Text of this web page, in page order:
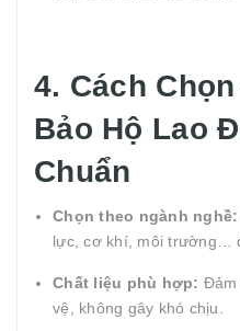
4. Cách
Bảo Hộ Lao
Chuẩn
Chọn theo ngành nghề:
lực, cơ khí, môi trường…
Chất liệu phù hợp: Đảm
vệ, không gây khó chịu.